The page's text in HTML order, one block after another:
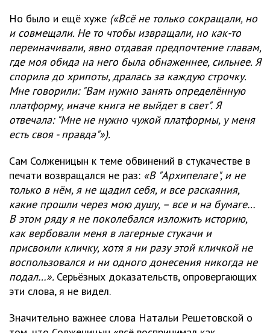
Но было и ещё хуже («Всё не только сокращали, но
и совмещали. Не то чтобы извращали, но как-то
переиначивали, явно отдавая предпочтение главам,
где моя обида на него была обнаженнее, сильнее. Я
спорила до хрипоты, дралась за каждую строчку.
Мне говорили: "Вам нужно занять определённую
платформу, иначе книга не выйдет в свет". Я
отвечала: "Мне не нужно чужой платформы, у меня
есть своя - правда"»).
Сам Солженицын к теме обвинений в стукачестве в
печати возвращался не раз: «В "Архипелаге", и не
только в нём, я не щадил себя, и все раскаяния,
какие прошли через мою душу, – все и на бумаге…
В этом ряду я не поколебался изложить историю,
как вербовали меня в лагерные стукачи и
присвоили кличку, хотя я ни разу этой кличкой не
воспользовался и ни одного донесения никогда не
подал…». Серьёзных доказательств, опровергающих
эти слова, я не видел.
Значительно важнее слова Натальи Решетовской о